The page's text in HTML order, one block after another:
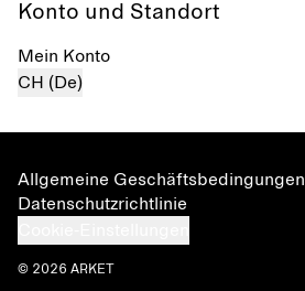
Konto und Standort
Mein Konto
CH (De)
Allgemeine Geschäftsbedingungen
Datenschutzrichtlinie
© 2026 ARKET